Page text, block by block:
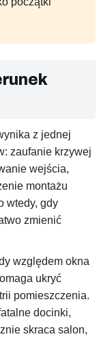
z jednej
zaufanie krzywej
wejścia,
montażu
wtedy, gdy
zmienić
względem okna
ukryć
pomieszczenia.
docinki,
skraca salon,